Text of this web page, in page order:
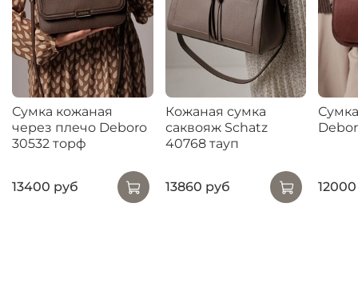
Сумка кожаная
через плечо Deboro
30532 торф
13400 руб
Кожаная сумка
саквояж Schatz
40768 тауп
13860 руб